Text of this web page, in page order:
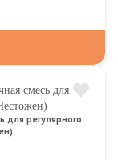
регулярного